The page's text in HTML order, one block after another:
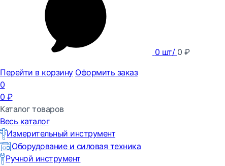
0 шт/ 0 ₽
Перейти в корзину Оформить заказ
0
0 ₽
Каталог товаров
Весь каталог
Измерительный инструмент
Оборудование и силовая техника
Ручной инструмент